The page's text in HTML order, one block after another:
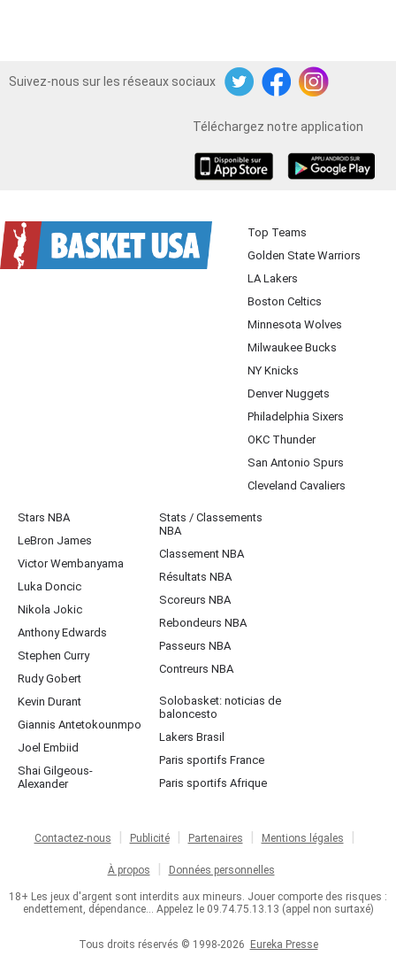
Suivez-nous sur les réseaux sociaux
TwitterFacebookInstagram
Téléchargez notre application
Top Teams
Golden State Warriors
LA Lakers
Boston Celtics
Minnesota Wolves
Milwaukee Bucks
NY Knicks
Denver Nuggets
Philadelphia Sixers
OKC Thunder
San Antonio Spurs
Cleveland Cavaliers
Stars NBA
LeBron James
Victor Wembanyama
Luka Doncic
Nikola Jokic
Anthony Edwards
Stephen Curry
Rudy Gobert
Kevin Durant
Giannis Antetokounmpo
Joel Embiid
Shai Gilgeous-
Alexander
Stats / Classements
NBA
Classement NBA
Résultats NBA
Scoreurs NBA
Rebondeurs NBA
Passeurs NBA
Contreurs NBA
Solobasket: noticias de
baloncesto
Lakers Brasil
Paris sportifs France
Paris sportifs Afrique
Contactez-nous Publicité Partenaires Mentions légales
À propos Données personnelles
18+ Les jeux d'argent sont interdits aux mineurs. Jouer comporte des risques :
endettement, dépendance... Appelez le 09.74.75.13.13 (appel non surtaxé)
Tous droits réservés © 1998-2026 Eureka Presse